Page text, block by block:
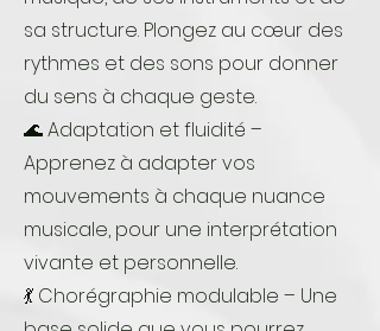
sa structure. Plongez au cœur des
rythmes et des sons pour donner
du sens à chaque geste.
🌊 Adaptation et fluidité –
Apprenez à adapter vos
mouvements à chaque nuance
musicale, pour une interprétation
vivante et personnelle.
💃 Chorégraphie modulable – Une